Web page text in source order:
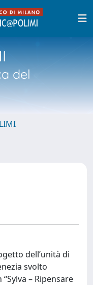
del
dell’unità di
svolto
– Ripensare